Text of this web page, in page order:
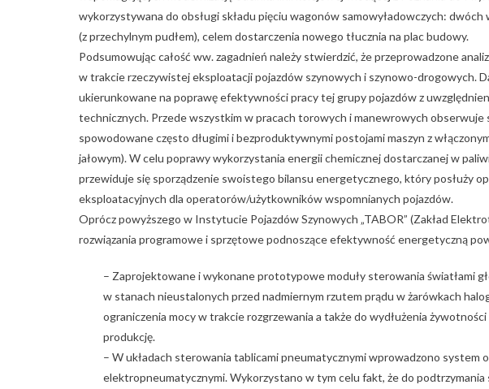
wykorzystywana do obsługi składu pięciu wagonów samowyładowczych:
(z przechylnym pudłem), celem dostarczenia nowego tłucznia na plac budowy.
Podsumowując całość ww. zagadnień należy stwierdzić, że przeprowadzone
w trakcie rzeczywistej eksploatacji pojazdów szynowych i szynowo-drogowych.
ukierunkowane na poprawę efektywności pracy tej grupy pojazdów z
technicznych. Przede wszystkim w pracach torowych i manewrowych
spowodowane często długimi i bezproduktywnymi postojami maszyn z
jałowym). W celu poprawy wykorzystania energii chemicznej dostarczanej w
przewiduje się sporządzenie swoistego bilansu energetycznego, który posłuży
eksploatacyjnych dla operatorów/użytkowników wspomnianych pojazdów.
Oprócz powyższego w Instytucie Pojazdów Szynowych „TABOR” (Zakład
rozwiązania programowe i sprzętowe podnoszące efektywność energetyczną
– Zaprojektowane i wykonane prototypowe moduły sterowania światłami
w stanach nieustalonych przed nadmiernym rzutem prądu w żarówkach
ograniczenia mocy w trakcie rozgrzewania a także do wydłużenia
produkcję.
– W układach sterowania tablicami pneumatycznymi wprowadzono system
elektropneumatycznymi. Wykorzystano w tym celu fakt, że do podtrzymania